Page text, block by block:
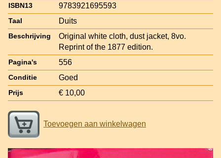
ISBN13 9783921695593
Taal Duits
Beschrijving
Original white cloth, dust jacket, 8vo.
Reprint of the 1877 edition.
Pagina's 556
Conditie Goed
Prijs € 10,00
Toevoegen aan winkelwagen